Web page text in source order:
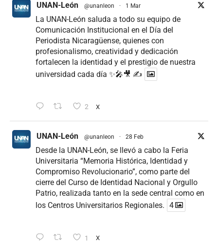
UNAN-León @unanleon · 1 Mar
La UNAN-León saluda a todo su equipo de
Comunicación Institucional en el Día del
Periodista Nicaragüense, quienes con
profesionalismo, creatividad y dedicación
fortalecen la identidad y el prestigio de nuestra
universidad cada día ✨🎤🎥 ✍
2 X
UNAN-León @unanleon · 28 Feb
Desde la UNAN-León, se llevó a cabo la Feria
Universitaria “Memoria Histórica, Identidad y
Compromiso Revolucionario”, como parte del
cierre del Curso de Identidad Nacional y Orgullo
Patrio, realizada tanto en la sede central como en
los Centros Universitarios Regionales. 4
1 X